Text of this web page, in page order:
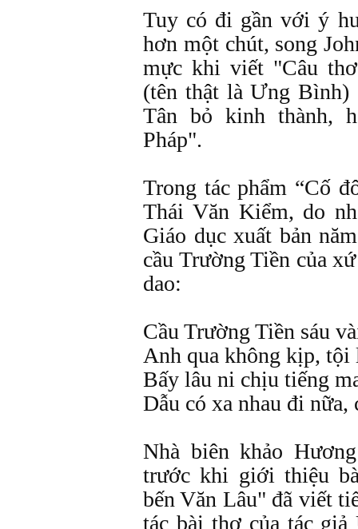
Tuy có đi gần với ý
hơn một chút, song
mực khi viết "Câu
(tên thật là Ưng
Tân bỏ kinh thành,
Pháp".
Trong tác phẩm “Cố
Thái Văn Kiểm, do
Giáo dục xuất bản
cầu Trường Tiền của
dao:
Cầu Trường Tiền sáu
Anh qua không kịp, tội
Bấy lâu ni chịu tiếng
Dẫu có xa nhau đi
Nhà biên khảo
trước khi giới thiệu
bến Văn Lâu" đã viết
tác bài thơ của tác